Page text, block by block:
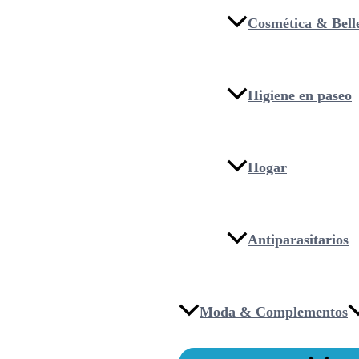
Cosmética &
Higiene en paseo
Hogar
Antiparasitarios
Moda & Complementos